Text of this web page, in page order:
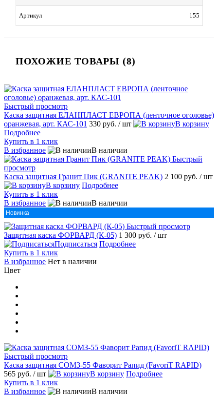
Артикул 155
ПОХОЖИЕ ТОВАРЫ (8)
Быстрый просмотр
Каска защитная ЕЛАНПЛАСТ ЕВРОПА (ленточное оголовье)
оранжевая, арт. КАС-101 330 руб. / шт
В корзину
Подробнее
Купить в 1 клик
В избранное
В наличии
Быстрый
просмотр
Каска защитная Гранит Пик (GRANITE PEAK) 2 100 руб. / шт
В корзину Подробнее
Купить в 1 клик
В избранное
В наличии
Новинка
Быстрый просмотр
Защитная каска ФОРВАРД (К-05) 1 300 руб. / шт
Подписаться Подробнее
Купить в 1 клик
В избранное Нет в наличии
Цвет
Быстрый просмотр
Каска защитная СОМЗ-55 Фаворит Рапид (FavoriT RAPID)
565 руб. / шт В корзину Подробнее
Купить в 1 клик
В избранное
В наличии